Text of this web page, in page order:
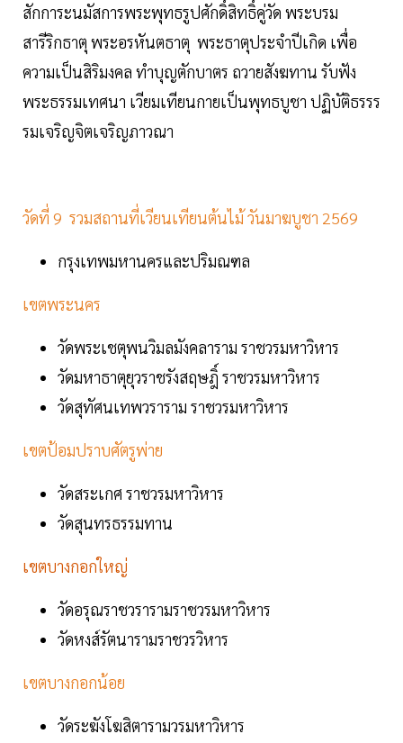
สักการะนมัสการพระพุทธรูปศักดิ์สิทธิ์คู่วัด พระบรม
สารีริกธาตุ พระอรหันตธาตุ พระธาตุประจำปีเกิด เพื่อ
ความเป็นสิริมงคล ทำบุญตักบาตร ถวายสังฆทาน รับฟัง
พระธรรมเทศนา เวียมเทียนกายเป็นพุทธบูชา ปฏิบัติธรรร
รมเจริญจิตเจริญภาวณา
วัดที่ 9 รวมสถานที่เวียนเทียนต้นไม้ วันมาฆบูชา 2569
กรุงเทพมหานครและปริมณฑล
เขตพระนคร
วัดพระเชตุพนวิมลมังคลาราม ราชวรมหาวิหาร
วัดมหาธาตุยุวราชรังสฤษฎิ์ ราชวรมหาวิหาร
วัดสุทัศนเทพวราราม ราชวรมหาวิหาร
เขตป้อมปราบศัตรูพ่าย
วัดสระเกศ ราชวรมหาวิหาร
วัดสุนทรธรรมทาน
เขตบางกอกใหญ่
วัดอรุณราชวรารามราชวรมหาวิหาร
วัดหงส์รัตนารามราชวรวิหาร
เขตบางกอกน้อย
วัดระฆังโฆสิตารามวรมหาวิหาร